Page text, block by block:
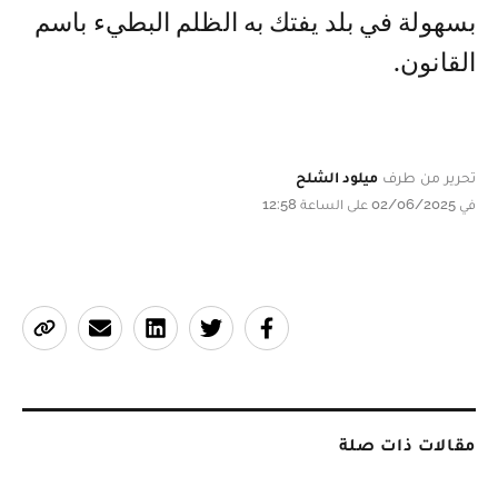
بسهولة في بلد يفتك به الظلم البطيء باسم
القانون.
تحرير من طرف ميلود الشلح
في 02/06/2025 على الساعة 12:58
مقالات ذات صلة